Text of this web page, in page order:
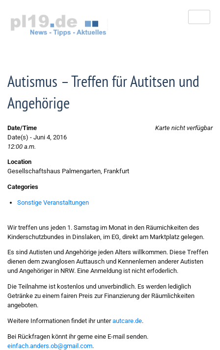
springen
Autismus – Treffen für Autitsen und
Angehörige
Karte nicht verfügbar
Date/Time
Date(s) - Juni 4, 2016
12:00 a.m.
Location
Gesellschaftshaus Palmengarten, Frankfurt
Categories
Sonstige Veranstaltungen
Wir treffen uns jeden 1. Samstag im Monat in den Räumichkeiten des
Kinderschutzbundes in Dinslaken, im EG, direkt am Marktplatz gelegen.
Es sind Autisten und Angehörige jeden Alters willkommen. Diese Treffen
dienen dem zwanglosen Auttausch und Kennenlernen anderer Autisten
und Angehöriger in NRW. Eine Anmeldung ist nicht erfoderlich.
Die Teilnahme ist kostenlos und unverbindlich. Es werden lediglich
Getränke zu einem fairen Preis zur Finanzierung der Räumlichkeiten
angeboten.
Weitere Informationen findet ihr unterautcare.de.
Bei Rückfragen könnt ihr gerne eine E-mail senden.
einfach.anders.ob@gmail.com.